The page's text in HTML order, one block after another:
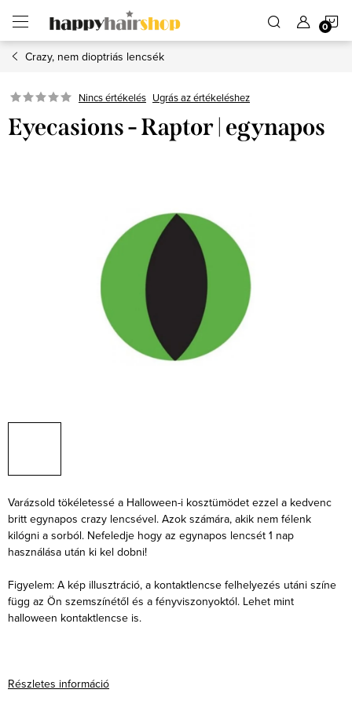
fő
tartalomhozCrazy, nem dioptriás lencsék
Nincs értékelés Ugrás az értékeléshez
Eyecasions - Raptor | egynapos
Varázsold tökéletessé a Halloween-i kosztümödet ezzel a kedvenc
britt egynapos crazy lencsével. Azok számára, akik nem félenk
kilógni a sorból. Nefeledje hogy az egynapos lencsét 1 nap
használása után ki kel dobni!
Figyelem: A kép illusztráció, a kontaktlencse felhelyezés utáni színe
függ az Ön szemszínétől és a fényviszonyoktól. Lehet mint
halloween kontaktlencse is.
Részletes információ